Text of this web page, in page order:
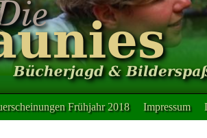
Frühjahr 2018 Impressum